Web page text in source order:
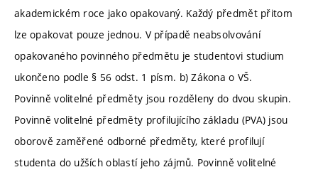
akademickém roce jako opakovaný. Každý předmět přitom
lze opakovat pouze jednou. V případě neabsolvování
opakovaného povinného předmětu je studentovi studium
ukončeno podle § 56 odst. 1 písm. b) Zákona o VŠ.
Povinně volitelné předměty jsou rozděleny do dvou skupin.
Povinně volitelné předměty profilujícího základu (PVA) jsou
oborově zaměřené odborné předměty, které profilují
studenta do užších oblastí jeho zájmů. Povinně volitelné